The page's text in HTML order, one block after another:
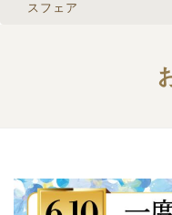
スフェア